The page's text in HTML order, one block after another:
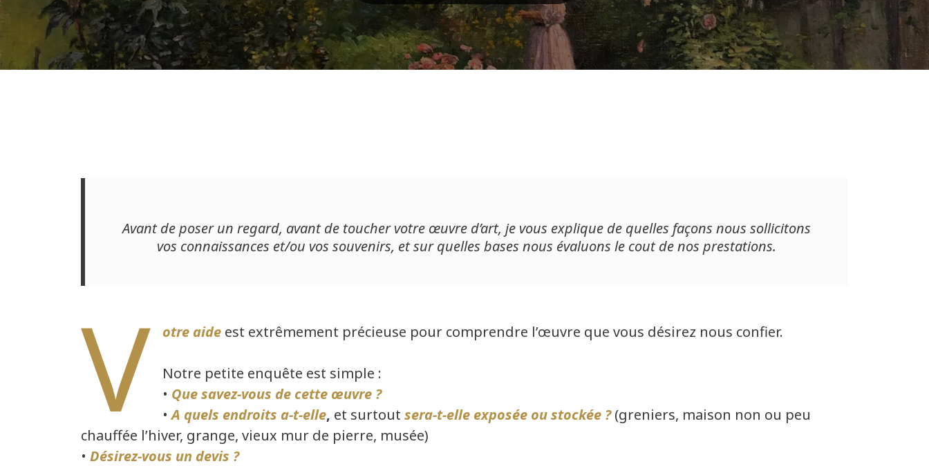
Avant de poser un regard, avant de toucher votre œuvre d’art, je vous explique de quelles façons nous sollicitons
vos connaissances et/ou vos souvenirs, et sur quelles bases nous évaluons le cout de nos prestations.
V otre aide est extrêmement précieuse pour comprendre l’œuvre que vous désirez nous confier.
Notre petite enquête est simple :
• Que savez-vous de cette œuvre ?
•A quels endroits a-t-elle, et surtout sera-t-elle exposée ou stockée ?(greniers, maison non ou peu
chauffée l’hiver, grange, vieux mur de pierre, musée)
• Désirez-vous un devis ?